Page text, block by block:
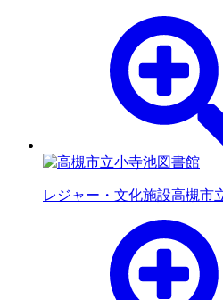
レジャー・文化施設高槻市